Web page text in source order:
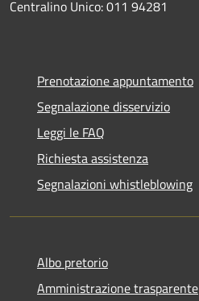
Centralino Unico: 011 94281
Prenotazione appuntamento
Segnalazione disservizio
Leggi le FAQ
Richiesta assistenza
Segnalazioni whistleblowing
Albo pretorio
Amministrazione trasparente